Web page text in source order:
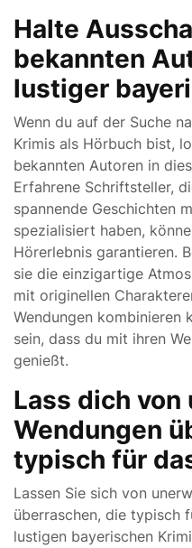
Halte
bekannten
lustiger
Wenn du auf der Suche
Krimis als Hörbuch bist,
bekannten Autoren in
Erfahrene Schriftsteller,
spannende Geschichten
spezialisiert haben,
Hörerlebnis garantieren.
sie die einzigartige
mit originellen
Wendungen kombinieren
sein, dass du mit ihren
genießt.
Lass dich
Wendungen
typisch für
Lassen Sie sich von
überraschen, die typisch
lustigen bayerischen